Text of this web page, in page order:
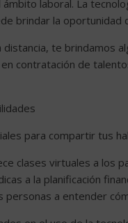
laboral. La
brindar la
te brindamos
contratación de
para compartir tus
clases virtuales a los
a la planificación
personas a entender